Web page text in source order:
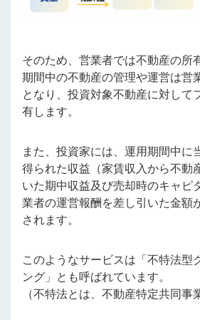
そのため、営業者では不動産の所
期間中の不動産の管理や運営は営
となり、投資対象不動産に対して
有します。
また、投資家には、運用期間中に
得られた収益（家賃収入から不動
いた期中収益及び売却時のキャピ
業者の運営報酬を差し引いた金額
されます。
このようなサービスは「不特法型
ング」とも呼ばれています。
（不特法とは、不動産特定共同事